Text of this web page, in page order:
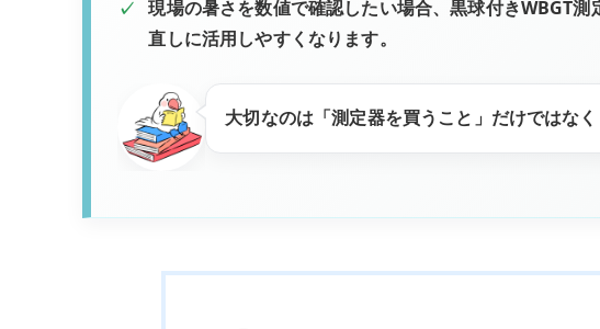
現場の暑さを数値で確認したい場合、黒球付きWBGT
直しに活用しやすくなります。
大切なのは「測定器を買うこと」だけではな